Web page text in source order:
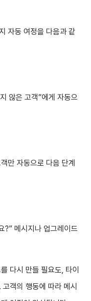
자동 여정을 다음과 같
않은 고객”에게 자동으
만 자동으로 다음 단계
?” 메시지나 업그레이드
다시 만들 필요도, 타이
객의 행동에 따라 메시